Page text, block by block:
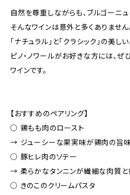
自然を尊重しながらも、ブルゴーニ
そんなワインは意外と多くありません
「ナチュラル」と「クラシック」の美
ピノ・ノワールがお好きな方には、
ワインです。
【おすすめのペアリング】
○ 鶏もも肉のロースト
→ ジューシーな果実味が鶏肉の旨味
○ 豚ヒレ肉のソテー
→ 柔らかなタンニンが繊細な肉質と
○ きのこのクリームパスタ